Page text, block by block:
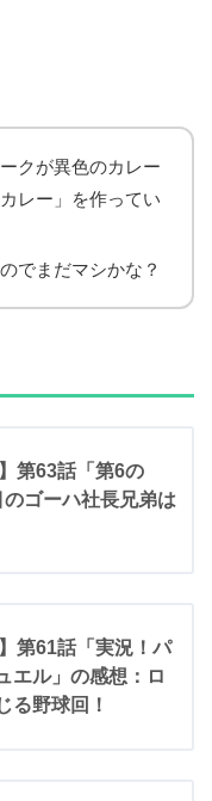
クが異色のカレー
レー」を作ってい
でまだマシかな？
第63話「第6の
ゴーハ社長兄弟は
第61話「実況！パ
エル」の感想：ロ
る野球回！